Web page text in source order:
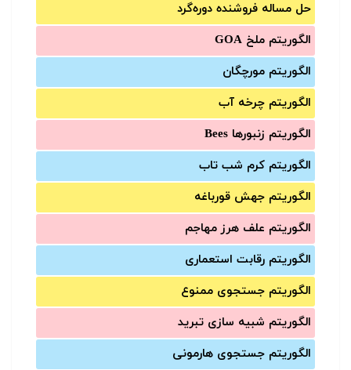
حل مساله فروشنده دوره‌گرد
الگوریتم ملخ GOA
الگوریتم مورچگان
الگوریتم چرخه آب
الگوریتم زنبورها Bees
الگوریتم کرم شب تاب
الگوریتم جهش قورباغه
الگوریتم علف هرز مهاجم
الگوریتم رقابت استعماری
الگوریتم جستجوی ممنوع
الگوریتم شبیه سازی تبرید
الگوریتم جستجوی هارمونی